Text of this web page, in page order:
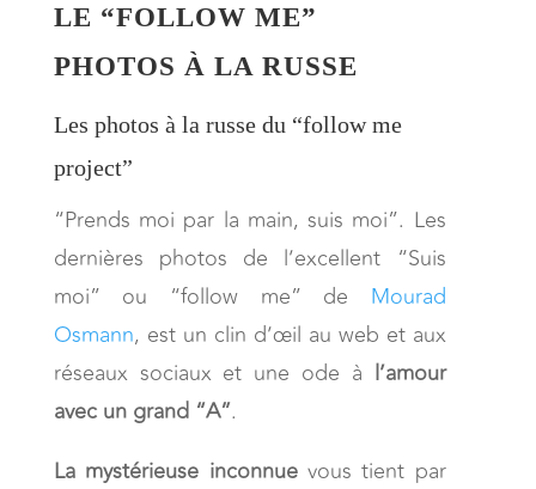
LE “FOLLOW ME”
PHOTOS À LA RUSSE
Les photos à la russe du “follow me
project”
“Prends moi par la main, suis moi”. Les
dernières photos de l’excellent “Suis
moi” ou “follow me” de Mourad
Osmann, est un clin d’œil au web et aux
réseaux sociaux et une ode à l’amour
avec un grand “A”.
La mystérieuse inconnuevous tient par